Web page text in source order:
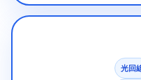
光回